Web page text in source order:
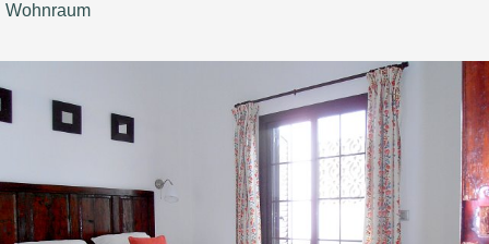
Wohnraum